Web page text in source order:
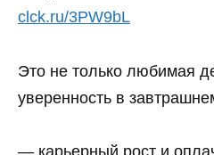
clck.ru/3PW9bL
Это не только любимая
уверенность в